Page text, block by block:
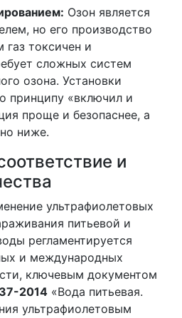
Озон является
но его производство
газ токсичен и
сложных систем
озона. Установки
принципу «включил и
проще и безопаснее, а
ниже.
и
ультрафиолетовых
питьевой и
регламентируется
и международных
ключевым документом
2014 «Вода питьевая.
ультрафиолетовым